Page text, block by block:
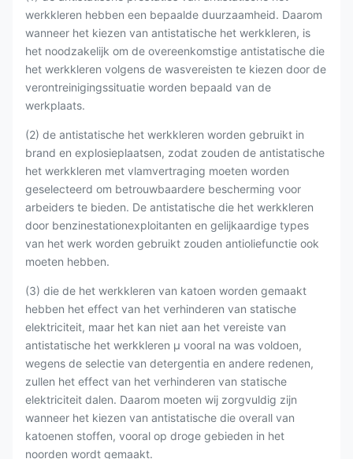
werkkleren hebben een bepaalde duurzaamheid. Daarom
wanneer het kiezen van antistatische het werkkleren, is
het noodzakelijk om de overeenkomstige antistatische die
het werkkleren volgens de wasvereisten te kiezen door de
verontreinigingssituatie worden bepaald van de
werkplaats.
(2) de antistatische het werkkleren worden gebruikt in
brand en explosieplaatsen, zodat zouden de antistatische
het werkkleren met vlamvertraging moeten worden
geselecteerd om betrouwbaardere bescherming voor
arbeiders te bieden. De antistatische die het werkkleren
door benzinestationexploitanten en gelijkaardige types
van het werk worden gebruikt zouden antioliefunctie ook
moeten hebben.
(3) die de het werkkleren van katoen worden gemaakt
hebben het effect van het verhinderen van statische
elektriciteit, maar het kan niet aan het vereiste van
antistatische het werkkleren μ vooral na was voldoen,
wegens de selectie van detergentia en andere redenen,
zullen het effect van het verhinderen van statische
elektriciteit dalen. Daarom moeten wij zorgvuldig zijn
wanneer het kiezen van antistatische die overall van
katoenen stoffen, vooral op droge gebieden in het
noorden wordt gemaakt.